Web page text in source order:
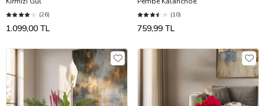
(26)
1.099,00 TL
(10)
759,99 TL